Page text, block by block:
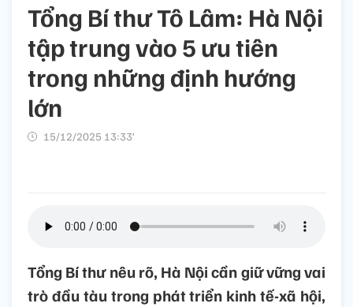
Tổng Bí thư Tô Lâm: Hà Nội
tập trung vào 5 ưu tiên
trong những định hướng
lớn
15/12/2025 13:33’
Tổng Bí thư nêu rõ, Hà Nội cần giữ vững vai
trò đầu tàu trong phát triển kinh tế-xã hội,